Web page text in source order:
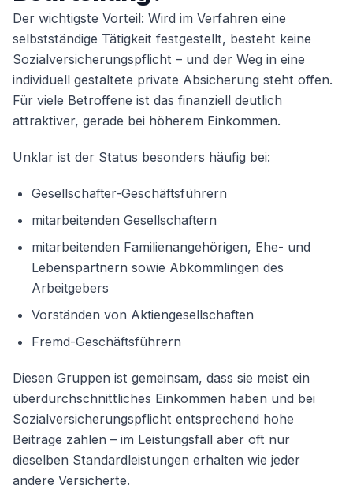
Der wichtigste Vorteil: Wird im Verfahren eine
selbstständige Tätigkeit festgestellt, besteht keine
Sozialversicherungspflicht – und der Weg in eine
individuell gestaltete private Absicherung steht offen.
Für viele Betroffene ist das finanziell deutlich
attraktiver, gerade bei höherem Einkommen.
Unklar ist der Status besonders häufig bei:
Gesellschafter-Geschäftsführern
mitarbeitenden Gesellschaftern
mitarbeitenden Familienangehörigen, Ehe- und
Lebenspartnern sowie Abkömmlingen des
Arbeitgebers
Vorständen von Aktiengesellschaften
Fremd-Geschäftsführern
Diesen Gruppen ist gemeinsam, dass sie meist ein
überdurchschnittliches Einkommen haben und bei
Sozialversicherungspflicht entsprechend hohe
Beiträge zahlen – im Leistungsfall aber oft nur
dieselben Standardleistungen erhalten wie jeder
andere Versicherte.